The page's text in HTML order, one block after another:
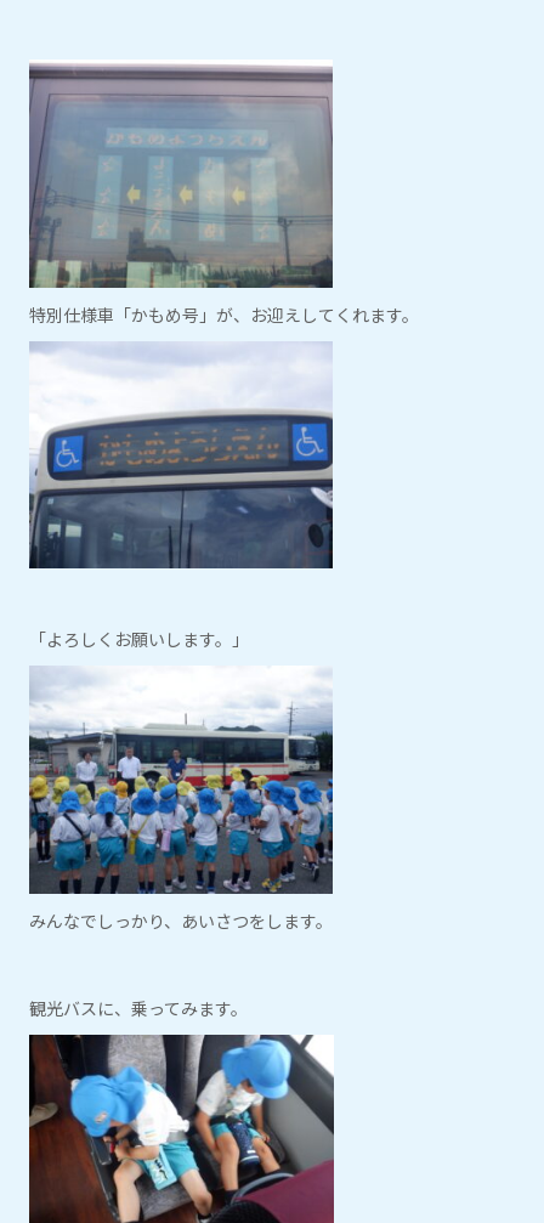
特別仕様車「かもめ号」が、お迎えしてくれます。
「よろしくお願いします。」
みんなでしっかり、あいさつをします。
観光バスに、乗ってみます。